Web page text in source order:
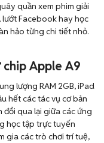
quần xem phim giải
Facebook hay học
hảo từng chi tiết nhỏ.
Apple A9
lượng RAM 2GB, iPad
hết các tác vụ cơ bản
qua lại giữa các ứng
học tập trực tuyến
gia các trò chơi trí tuệ,